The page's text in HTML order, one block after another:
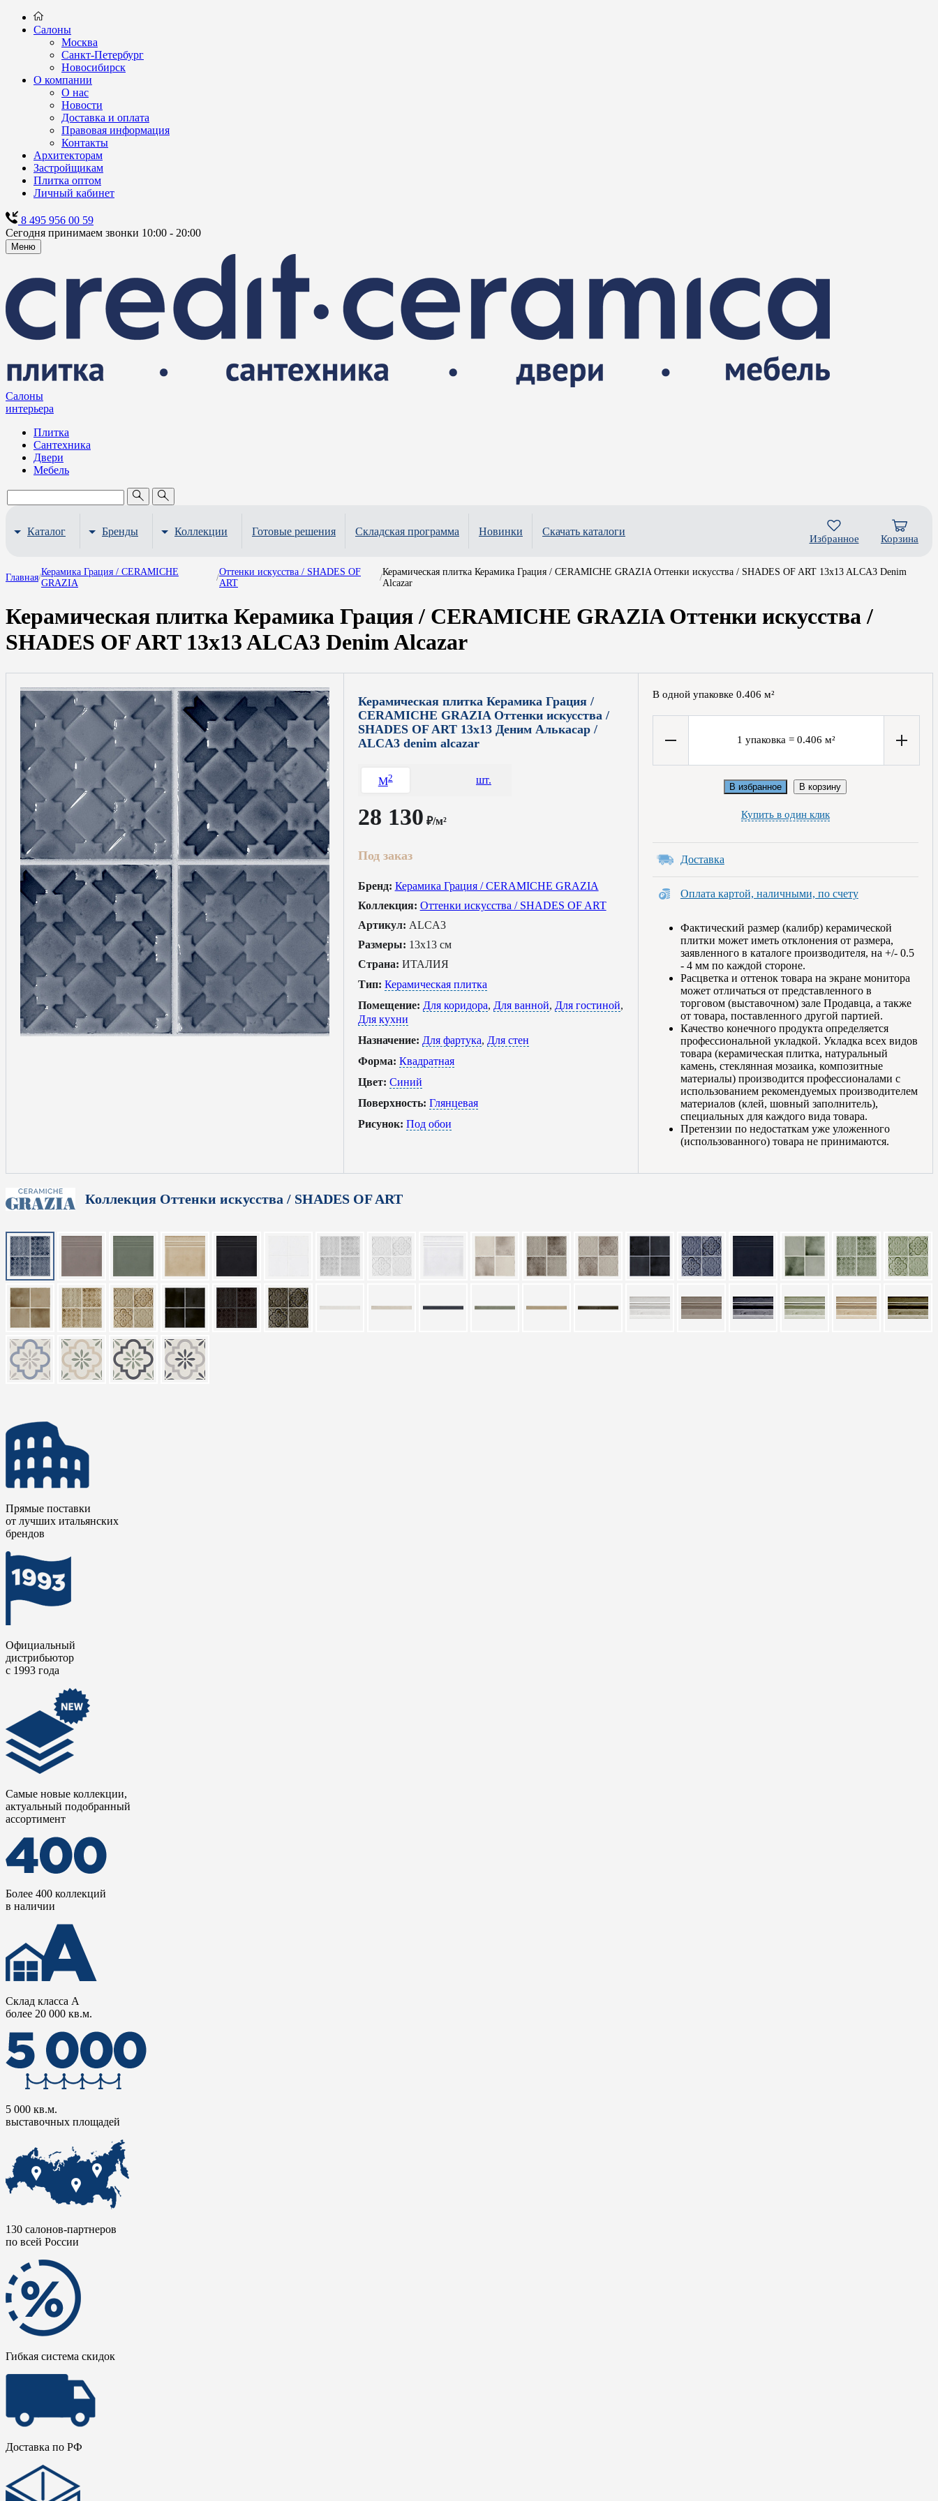
Салоны
Москва
Санкт-Петербург
Новосибирск
О компании
О нас
Новости
Доставка и оплата
Правовая информация
Контакты
Архитекторам
Застройщикам
Плитка оптом
Личный кабинет
8 495 956 00 59
Сегодня принимаем звонки 10:00 - 20:00
Меню
Салоны
интерьера
Плитка
Сантехника
Двери
Мебель
Каталог Бренды Коллекции Готовые решения Складская программа Новинки Скачать каталоги
Избранное Корзина
Главная/
Керамика Грация / CERAMICHE
GRAZIA
/
Оттенки искусства / SHADES OF
ART
/
Керамическая плитка Керамика Грация / CERAMICHE GRAZIA Оттенки искусства / SHADES OF ART 13x13 ALCA3 Denim
Alcazar
Керамическая плитка Керамика Грация / CERAMICHE GRAZIA Оттенки искусства /
SHADES OF ART 13x13 ALCA3 Denim Alcazar
Керамическая плитка Керамика Грация /
CERAMICHE GRAZIA Оттенки искусства /
SHADES OF ART 13x13 Деним Алькасар /
ALCA3 denim alcazar
M2 шт.
28 130 ₽/м²
Под заказ
Бренд: Керамика Грация / CERAMICHE GRAZIA
Коллекция: Оттенки искусства / SHADES OF ART
Артикул: ALCA3
Размеры: 13x13 см
Страна: ИТАЛИЯ
Тип: Керамическая плитка
Помещение: Для коридора, Для ванной, Для гостиной,
Для кухни
Назначение: Для фартука, Для стен
Форма: Квадратная
Цвет: Синий
Поверхность: Глянцевая
Рисунок: Под обои
В одной упаковке 0.406 м²
1 упаковка = 0.406 м²
В избранное В корзину
Купить в один клик
Доставка
Оплата картой, наличными, по счету
Фактический размер (калибр) керамической
плитки может иметь отклонения от размера,
заявленного в каталоге производителя, на +/- 0.5
- 4 мм по каждой стороне.
Расцветка и оттенок товара на экране монитора
может отличаться от представленного в
торговом (выставочном) зале Продавца, а также
от товара, поставленного другой партией.
Качество конечного продукта определяется
профессиональной укладкой. Укладка всех видов
товара (керамическая плитка, натуральный
камень, стеклянная мозаика, композитные
материалы) производится профессионалами с
использованием рекомендуемых производителем
материалов (клей, шовный заполнитель),
специальных для каждого вида товара.
Претензии по недостаткам уже уложенного
(использованного) товара не принимаются.
Коллекция Оттенки искусства / SHADES OF ART
Прямые поставки
от лучших итальянских
брендов
Официальный
дистрибьютор
с 1993 года
Самые новые коллекции,
актуальный подобранный
ассортимент
Более 400 коллекций
в наличии
Склад класса А
более 20 000 кв.м.
5 000 кв.м.
выставочных площадей
130 салонов-партнеров
по всей России
Гибкая система скидок
Доставка по РФ